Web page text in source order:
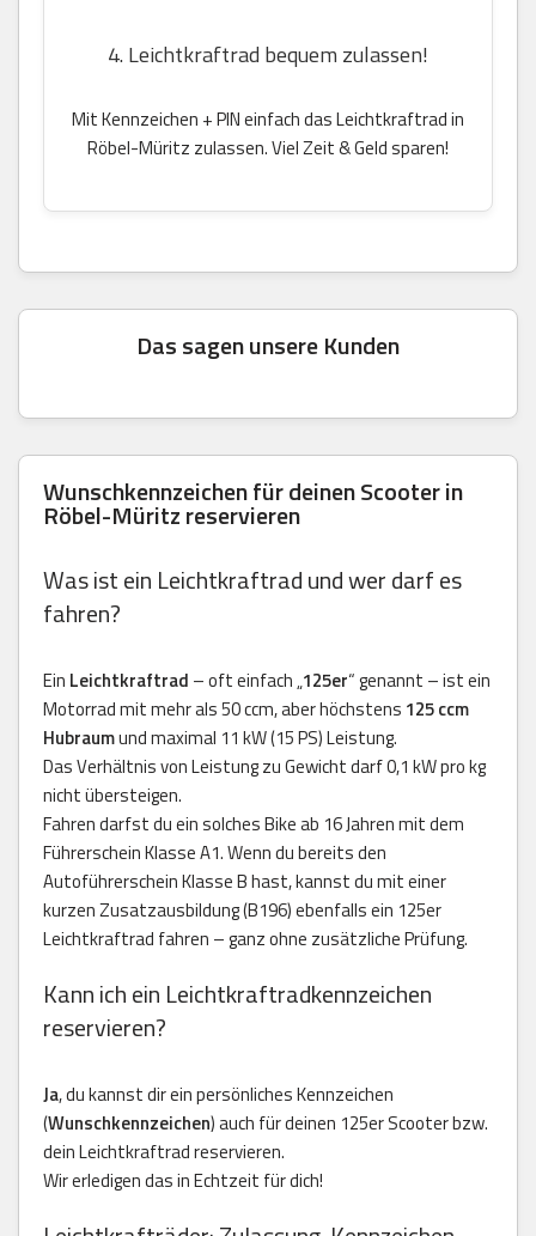
4. Leichtkraftrad bequem zulassen!
Mit Kennzeichen + PIN einfach das Leichtkraftrad in
Röbel-Müritz zulassen. Viel Zeit & Geld sparen!
Das sagen unsere Kunden
Wunschkennzeichen für deinen Scooter in
Röbel-Müritz reservieren
Was ist ein Leichtkraftrad und wer darf es
fahren?
Ein Leichtkraftrad – oft einfach „125er“ genannt – ist ein
Motorrad mit mehr als 50 ccm, aber höchstens 125 ccm
Hubraumund maximal 11 kW (15 PS) Leistung.
Das Verhältnis von Leistung zu Gewicht darf 0,1 kW pro kg
nicht übersteigen.
Fahren darfst du ein solches Bike ab 16 Jahren mit dem
Führerschein Klasse A1. Wenn du bereits den
Autoführerschein Klasse B hast, kannst du mit einer
kurzen Zusatzausbildung (B196) ebenfalls ein 125er
Leichtkraftrad fahren – ganz ohne zusätzliche Prüfung.
Kann ich ein Leichtkraftradkennzeichen
reservieren?
Ja, du kannst dir ein persönliches Kennzeichen
(Wunschkennzeichen) auch für deinen 125er Scooter bzw.
dein Leichtkraftrad reservieren.
Wir erledigen das in Echtzeit für dich!